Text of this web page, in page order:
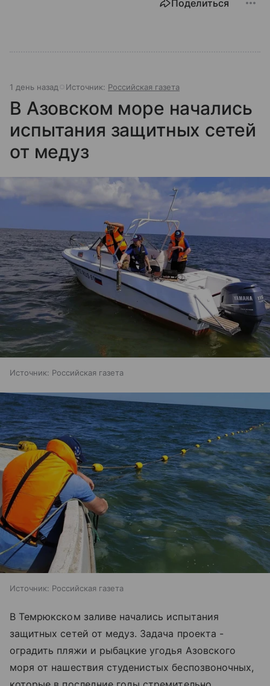
Поделиться
1 день назад Источник: Российская газета
В Азовском море начались
испытания защитных сетей
от медуз
Источник: Российская газета
Источник: Российская газета
В Темрюкском заливе начались испытания
защитных сетей от медуз. Задача проекта -
оградить пляжи и рыбацкие угодья Азовского
моря от нашествия студенистых беспозвоночных,